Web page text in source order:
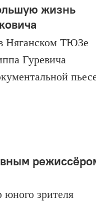
жизнь
Няганском ТЮЗе
Гуревича
юного зрителя